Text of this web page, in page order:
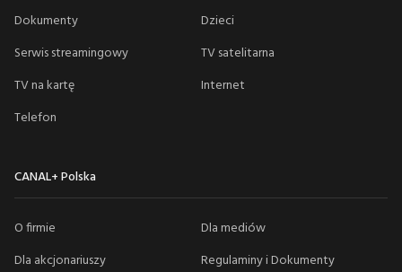
Dokumenty
Dzieci
Serwis streamingowy
TV satelitarna
TV na kartę
Internet
Telefon
CANAL+ Polska
O firmie
Dla mediów
Dla akcjonariuszy
Regulaminy i Dokumenty